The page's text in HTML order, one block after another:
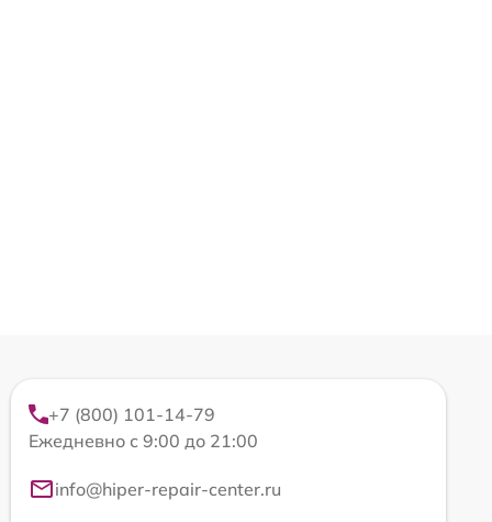
+7 (800) 101-14-79
Ежедневно с 9:00 до 21:00
info@hiper-repair-center.ru